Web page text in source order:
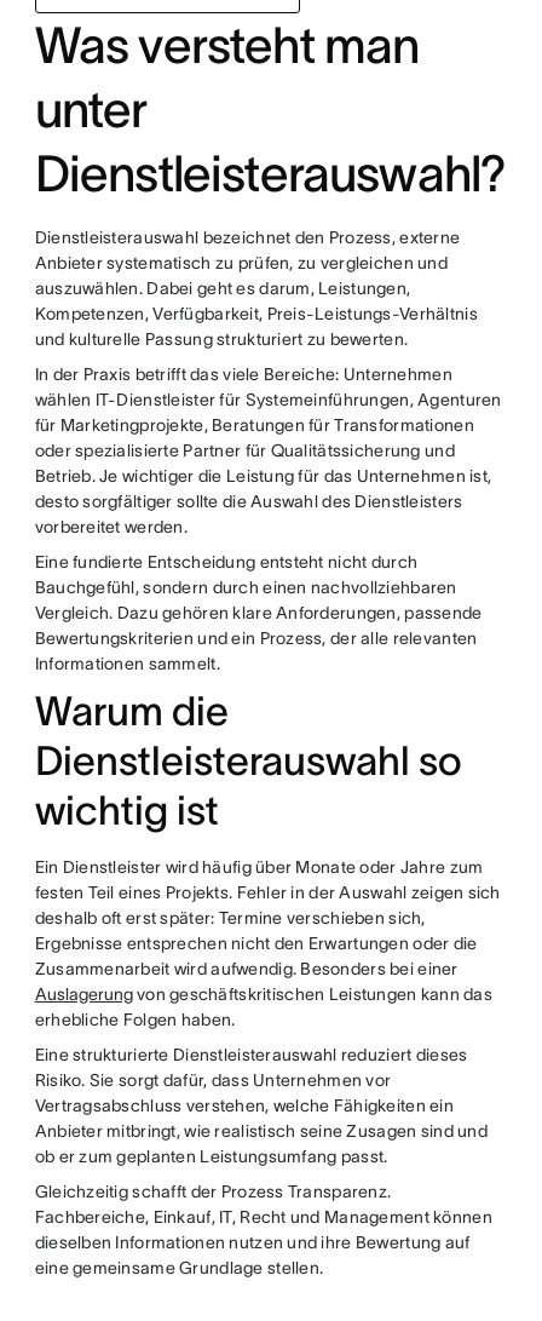
Was versteht man
unter
Dienstleisterauswahl?
Dienstleisterauswahl bezeichnet den Prozess, externe
Anbieter systematisch zu prüfen, zu vergleichen und
auszuwählen. Dabei geht es darum, Leistungen,
Kompetenzen, Verfügbarkeit, Preis-Leistungs-Verhältnis
und kulturelle Passung strukturiert zu bewerten.
In der Praxis betrifft das viele Bereiche: Unternehmen
wählen IT-Dienstleister für Systemeinführungen, Agenturen
für Marketingprojekte, Beratungen für Transformationen
oder spezialisierte Partner für Qualitätssicherung und
Betrieb. Je wichtiger die Leistung für das Unternehmen ist,
desto sorgfältiger sollte die Auswahl des Dienstleisters
vorbereitet werden.
Eine fundierte Entscheidung entsteht nicht durch
Bauchgefühl, sondern durch einen nachvollziehbaren
Vergleich. Dazu gehören klare Anforderungen, passende
Bewertungskriterien und ein Prozess, der alle relevanten
Informationen sammelt.
Warum die
Dienstleisterauswahl so
wichtig ist
Ein Dienstleister wird häufig über Monate oder Jahre zum
festen Teil eines Projekts. Fehler in der Auswahl zeigen sich
deshalb oft erst später: Termine verschieben sich,
Ergebnisse entsprechen nicht den Erwartungen oder die
Zusammenarbeit wird aufwendig. Besonders bei einer
Auslagerungvon geschäftskritischen Leistungen kann das
erhebliche Folgen haben.
Eine strukturierte Dienstleisterauswahl reduziert dieses
Risiko. Sie sorgt dafür, dass Unternehmen vor
Vertragsabschluss verstehen, welche Fähigkeiten ein
Anbieter mitbringt, wie realistisch seine Zusagen sind und
ob er zum geplanten Leistungsumfang passt.
Gleichzeitig schafft der Prozess Transparenz.
Fachbereiche, Einkauf, IT, Recht und Management können
dieselben Informationen nutzen und ihre Bewertung auf
eine gemeinsame Grundlage stellen.